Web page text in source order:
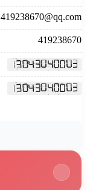
419238670@qq.com
419238670